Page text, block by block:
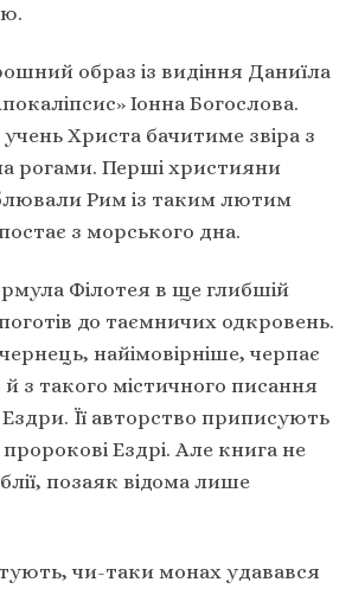
образ із видіння Даниїла
Іонна Богослова.
Христа бачитиме звіра з
рогами. Перші християни
Рим із таким лютим
з морського дна.
Філотея в ще глибшій
до таємничих одкровень.
найімовірніше, черпає
з такого містичного писання
Її авторство приписують
Ездрі. Але книга не
позаяк відома лише
чи-таки монах удавався